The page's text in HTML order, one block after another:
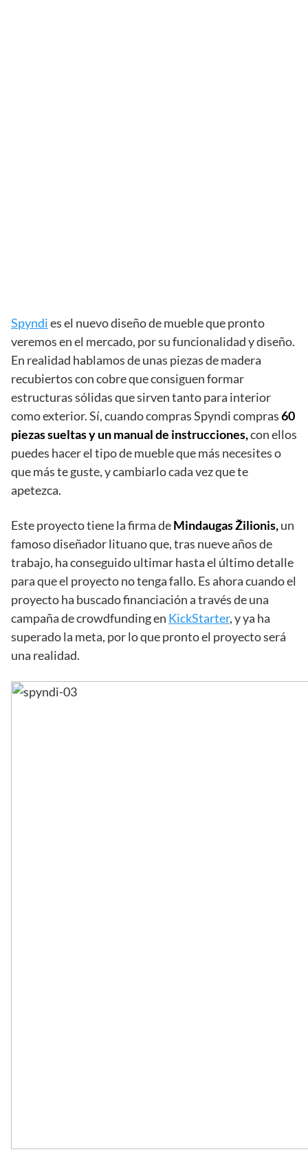
Spyndies el nuevo diseño de mueble que pronto
veremos en el mercado, por su funcionalidad y diseño.
En realidad hablamos de unas piezas de madera
recubiertos con cobre que consiguen formar
estructuras sólidas que sirven tanto para interior
como exterior. Sí, cuando compras Spyndi compras60
piezas sueltas y un manual de instrucciones,con ellos
puedes hacer el tipo de mueble que más necesites o
que más te guste, y cambiarlo cada vez que te
apetezca.
Este proyecto tiene la firma deMindaugas Žilionis,un
famoso diseñador lituano que, tras nueve años de
trabajo, ha conseguido ultimar hasta el último detalle
para que el proyecto no tenga fallo. Es ahora cuando el
proyecto ha buscado financiación a través de una
campaña de crowdfunding en KickStarter, y ya ha
superado la meta, por lo que pronto el proyecto será
una realidad.